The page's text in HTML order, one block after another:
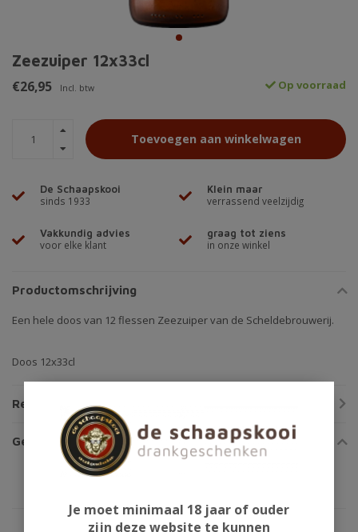
Zeezuiper 12x33cl
€26,95 Incl. btw Op voorraad
Toevoegen aan winkelwagen
De Schaapskooi
sinds 1933
Klein maar
verrassend veelzijdig
Vakkundig advies
voor elke klant
graag tot ziens
in onze winkel
Productomschrijving
Een hele doos van 12 flessen Zeezuiper van de Scheldebrouwerij.
Doos 12x33cl
Reviews
Gerelateerde producten
Je moet minimaal 18 jaar of ouder
zijn deze website te kunnen